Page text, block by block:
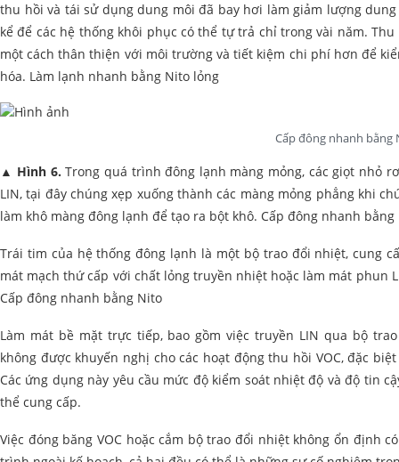
thu hồi và tái sử dụng dung môi đã bay hơi làm giảm lượng
kể để các hệ thống khôi phục có thể tự trả chỉ trong vài năm.
một cách thân thiện với môi trường và tiết kiệm chi phí hơn để
hóa. Làm lạnh nhanh bằng Nito lỏng
Cấp đông nhanh bằng
▲ Hình 6. Trong quá trình đông lạnh màng mỏng, các giọt nhỏ
LIN, tại đây chúng xẹp xuống thành các màng mỏng phẳng khi
làm khô màng đông lạnh để tạo ra bột khô. Cấp đông nhanh bằng
Trái tim của hệ thống đông lạnh là một bộ trao đổi nhiệt, cung
mát mạch thứ cấp với chất lỏng truyền nhiệt hoặc làm mát phun
Cấp đông nhanh bằng Nito
Làm mát bề mặt trực tiếp, bao gồm việc truyền LIN qua bộ
không được khuyến nghị cho các hoạt động thu hồi VOC, đặc
Các ứng dụng này yêu cầu mức độ kiểm soát nhiệt độ và độ tin
thể cung cấp.
Việc đóng băng VOC hoặc cắm bộ trao đổi nhiệt không ổn định